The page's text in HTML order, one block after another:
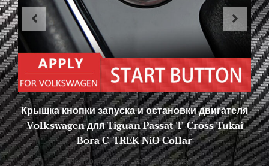
Крышка кнопки запуска и остановки двигателя
Volkswagen для Tiguan Passat T-Cross Tukai
Bora C-TREK NiO Collar
11 ноября 2022 г. Комментариев нет